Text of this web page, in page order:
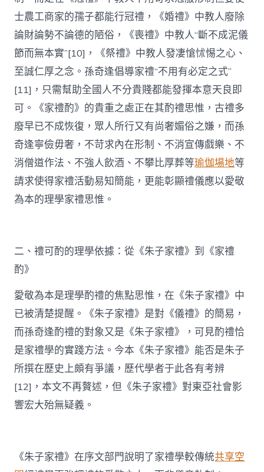
士農工商家的孺子都能行冠禮，《婚禮》中教人廢除
論財論勢不論德的陋俗，《喪禮》中教人“斷不成泥儀
節而無本實”[10]，《祭禮》中教人發凄愴怵惕之心、
至誠仁厚之念。孫奇逢倡導家禮“不用有必定之式”
[11]，只需幫助全國人不分貴賤都能發揮本意天良即
可。《家禮酌》的貴重之處正在其酌禮思惟，古禮多
廢早已不成恢復，眾人所行又有尚奢媚俗之嫌，而孫
奇逢寧儉毋奢，不苛求內在形制、不消宣傳戲樂、不
消僧道作法、不強人飲酒、不攀比厚葬等瑜伽場地等
請求使得家禮活動易知簡能，更能彰顯禮儀應以愛敬
為本的理學家禮思惟。
二、禮可酌的理學依據：從《朱子家禮》到《家禮
酌》
愛敬為本是理學酌禮的焦點思惟，在《朱子家禮》中
已被清楚提醒。《朱子家禮》是對《儀禮》的簡易，
而孫奇逢酌禮的對象又是《朱子家禮》，可見酌禮恰
是家禮學的實踐方法。今本《朱子家禮》能否是朱子
所撰在歷史上頗有爭議，歷代學者于此各有考辨
[12]，本文不再贅述，但《朱子家禮》對東亞社會影
響宏大殆無疑義。
《朱子家禮》在序文部門說明了家禮學較傳統共享空